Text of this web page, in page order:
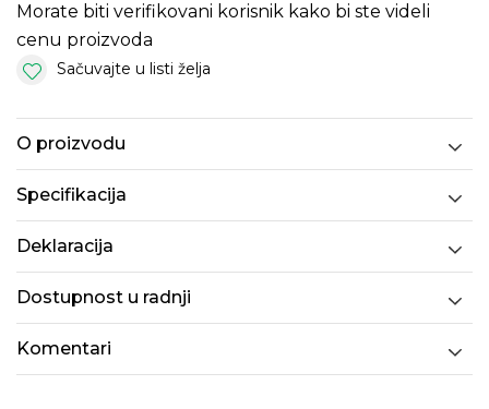
Morate biti verifikovani korisnik kako bi ste videli
cenu proizvoda
Sačuvajte u listi želja
O proizvodu
Specifikacija
Deklaracija
Dostupnost u radnji
Komentari